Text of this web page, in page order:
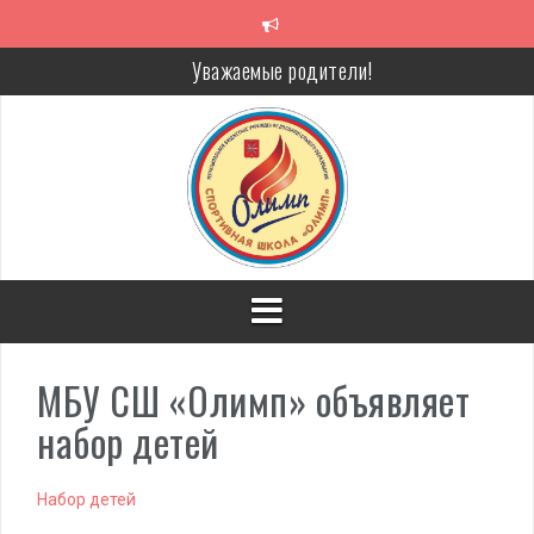
Уважаемые родители!
Алкоголь — путь в никуда
Решение спора без суда
Проголосуй за объекты благоустройства!
МБУ СШ «Олимп» объявляет
набор детей
Набор детей